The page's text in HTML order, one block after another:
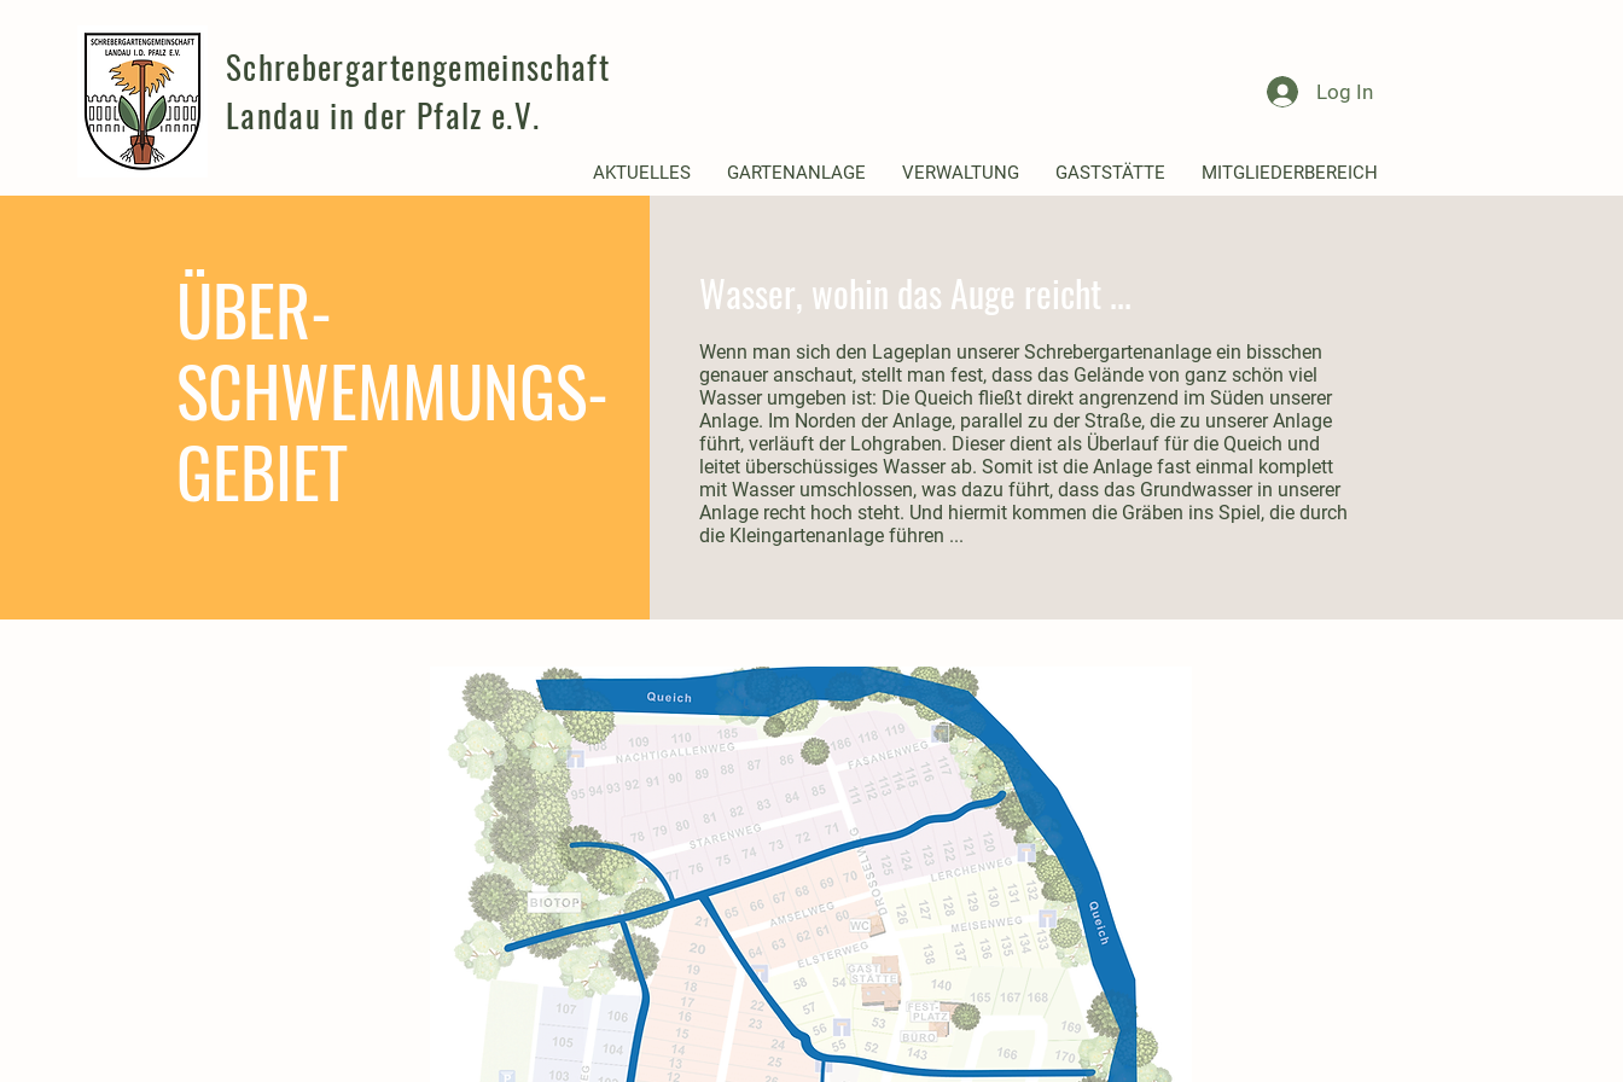
Schrebergartengemeinschaft
Landau in der Pfalz e.V.
Log In
AKTUELLES GARTENANLAGE VERWALTUNG GASTSTÄTTE MITGLIEDERBEREICH
ÜBER-
SCHWEMMUNGS-
GEBIET
Wasser, wohin das Auge reicht ...
Wenn man sich den Lageplan unserer Schrebergartenanlage ein bisschen
genauer anschaut, stellt man fest, dass das Gelände von ganz schön viel
Wasser umgeben ist: Die Queich fließt direkt angrenzend im Süden unserer
Anlage. Im Norden der Anlage, parallel zu der Straße, die zu unserer Anlage
führt, verläuft der Lohgraben. Dieser dient als Überlauf für die Queich und
leitet überschüssiges Wasser ab. Somit ist die Anlage fast einmal komplett
mit Wasser umschlossen, was dazu führt, dass das Grundwasser in unserer
Anlage recht hoch steht. Und hiermit kommen die Gräben ins Spiel, die durch
die Kleingartenanlage führen ...​​